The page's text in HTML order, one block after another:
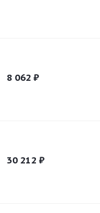
8 062 ₽
30 212 ₽